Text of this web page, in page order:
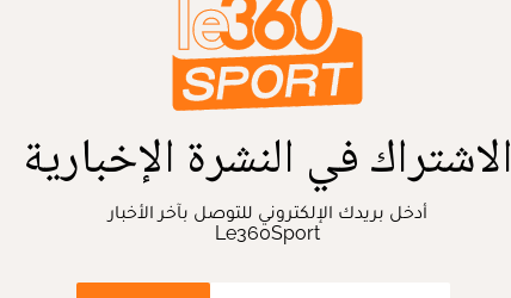
الاشتراك في النشرة الإخبارية
أدخل بريدك الإلكتروني للتوصل بآخر الأخبار
Le360Sport